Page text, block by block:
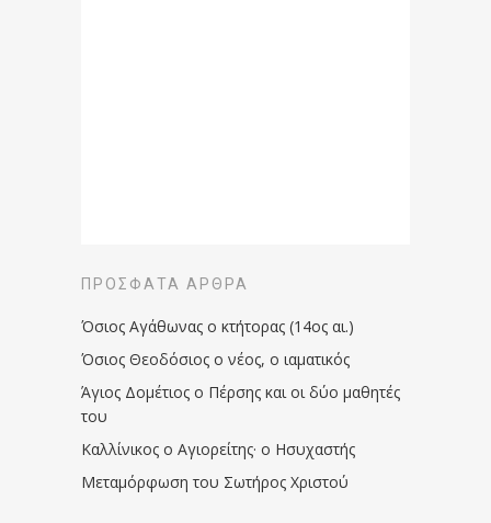
ΠΡΌΣΦΑΤΑ ΆΡΘΡΑ
Όσιος Αγάθωνας ο κτήτορας (14ος αι.)
Όσιος Θεοδόσιος ο νέος, ο ιαματικός
Άγιος Δομέτιος ο Πέρσης και οι δύο μαθητές
του
Καλλίνικος ο Αγιορείτης · ο Ησυχαστής
Μεταμόρφωση του Σωτήρος Χριστού